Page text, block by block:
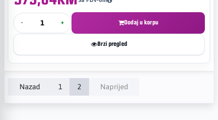
- + Dodaj u korpu
Brzi pregled
Nazad 1 2 Naprijed